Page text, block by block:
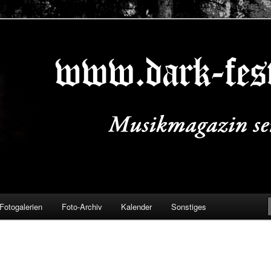
Fotogalerien Foto-Archiv Kalender Sonstiges